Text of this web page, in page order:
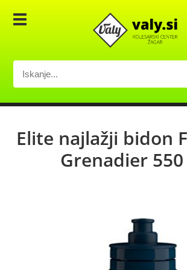
Elite najlažji bidon
Grenadier